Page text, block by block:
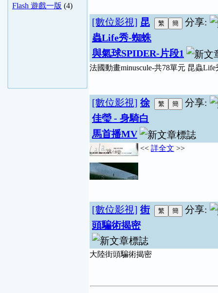
Flash 遊戲一版 (4)
分享:
[數位影視] 昆
蟲Life秀-蜘蛛
與氣球SPIDER-片段1
法國動畫minuscule-共78單元 昆蟲
分享:
[數位影視] 徐
佳瑩 - 身騎白
馬首播MV
<< 詳全文 >>
分享:
[數位影視] 街
頭騙術揭密
大陸街頭騙術揭密